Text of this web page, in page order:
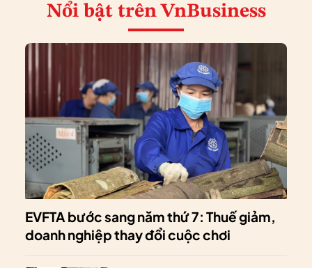
Nổi bật trên VnBusiness
EVFTA bước sang năm thứ 7: Thuế giảm,
doanh nghiệp thay đổi cuộc chơi